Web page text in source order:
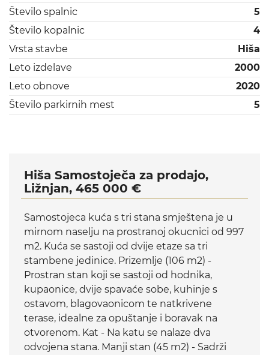
Število spalnic
5
Število kopalnic
4
Vrsta stavbe
Hiša
Leto izdelave
2000
Leto obnove
2020
Število parkirnih mest
5
Hiša Samostoječa za prodajo,
Ližnjan, 465 000 €
Samostojeca kuća s tri stana smještena je u
mirnom naselju na prostranoj okucnici od 997
m2. Kuća se sastoji od dvije etaze sa tri
stambene jedinice. Prizemlje (106 m2) -
Prostran stan koji se sastoji od hodnika,
kupaonice, dvije spavaće sobe, kuhinje s
ostavom, blagovaonicom te natkrivene
terase, idealne za opuštanje i boravak na
otvorenom. Kat - Na katu se nalaze dva
odvojena stana. Manji stan (45 m2) - Sadrži